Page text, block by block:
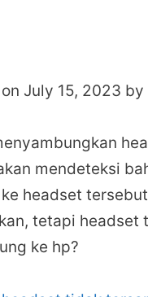
July 15, 2023 by
mendeteksi
headset
tetapi
ke hp?